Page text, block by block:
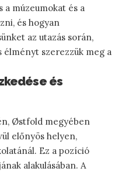
múzeumokat és a
és hogyan
az utazás során,
élményt szerezzük meg a
és
Østfold megyében
előnyös helyen,
Ez a pozíció
alakulásában. A